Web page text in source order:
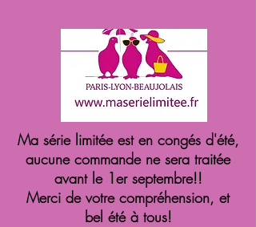
Ma série limitée est en congés d'été,
aucune commande ne sera traitée
avant le 1er septembre!!
Merci de votre compréhension, et
bel été à tous!